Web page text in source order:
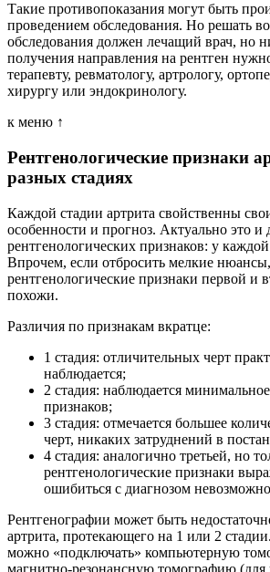
Такие противопоказания могут быть
проведением обследования. Но решать
обследования должен лечащий врач, но
получения направления на рентген
терапевту, ревматологу, артрологу,
хирургу или эндокринологу.
к меню ↑
Рентгенологические признаки
разных стадиях
Каждой стадии артрита свойственны
особенности и прогноз. Актуально это и
рентгенологических признаков: у
Впрочем, если отбросить мелкие
рентгенологические признаки первой и
похожи.
Различия по признакам вкратце:
1 стадия: отличительных черт
наблюдается;
2 стадия: наблюдается
признаков;
3 стадия: отмечается большее
черт, никаких затруднений в
4 стадия: аналогично третьей, но
рентгенологические признаки
ошибиться с диагнозом
Рентгенографии может быть
артрита, протекающего на 1 или 2
можно «подключать» компьютерную
магнитно-резонансную томографию (для